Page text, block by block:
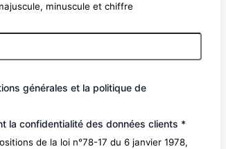
minuscule et chiffre
générales et la politique de
la confidentialité des données clients *
de la loi n°78-17 du 6 janvier 1978,